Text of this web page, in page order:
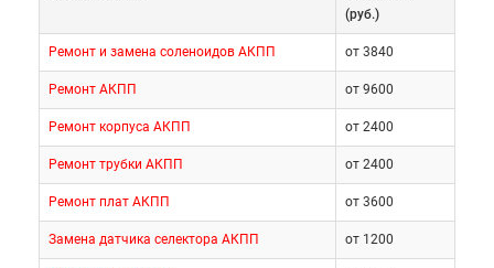
(руб.)
Ремонт и замена соленоидов АКПП от 3840
Ремонт АКПП от 9600
Ремонт корпуса АКПП от 2400
Ремонт трубки АКПП от 2400
Ремонт плат АКПП от 3600
Замена датчика селектора АКПП от 1200